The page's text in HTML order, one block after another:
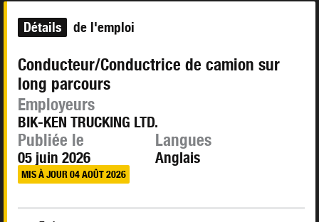
Détails de l'emploi
Conducteur/Conductrice de camion sur
long parcours
Employeurs
BIK-KEN TRUCKING LTD.
Publiée le
05 juin 2026
MIS À JOUR 04 AOÛT 2026
Langues
Anglais